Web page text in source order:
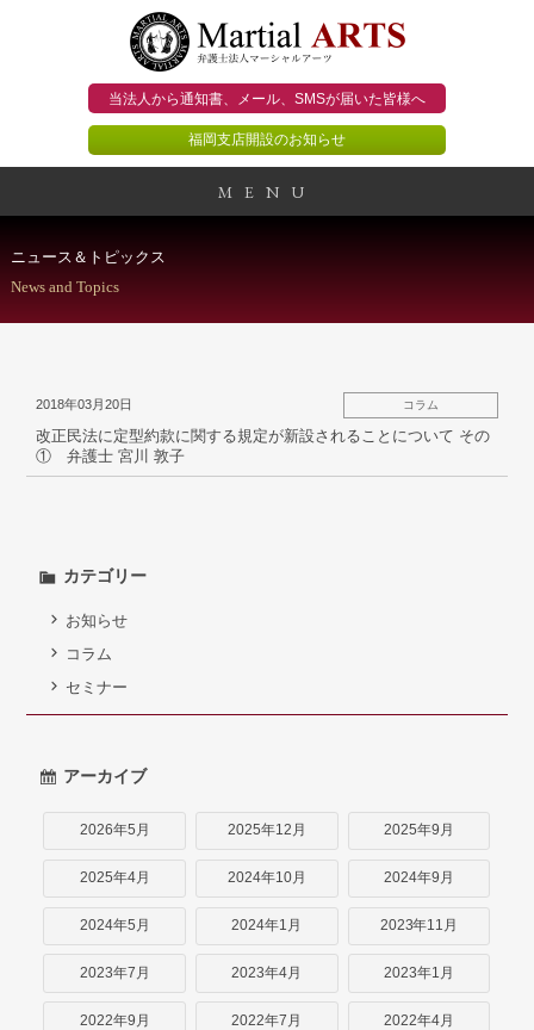
当法人から通知書、メール、 SMSが届いた皆様へ
福岡支店開設のお知らせ
MENU
事務所概要
個人のお客様
アクセス
個人情報保護方針
ニュース＆トピックス
News and Topics
2018年03月20日 コラム
改正民法に定型約款に関する規定が新設されることについて その
① 弁護士 宮川 敦子
カテゴリー
お知らせ
コラム
セミナー
アーカイブ
2026年5月 2025年12月 2025年9月
2025年4月 2024年10月 2024年9月
2024年5月 2024年1月 2023年11月
2023年7月 2023年4月 2023年1月
2022年9月 2022年7月 2022年4月